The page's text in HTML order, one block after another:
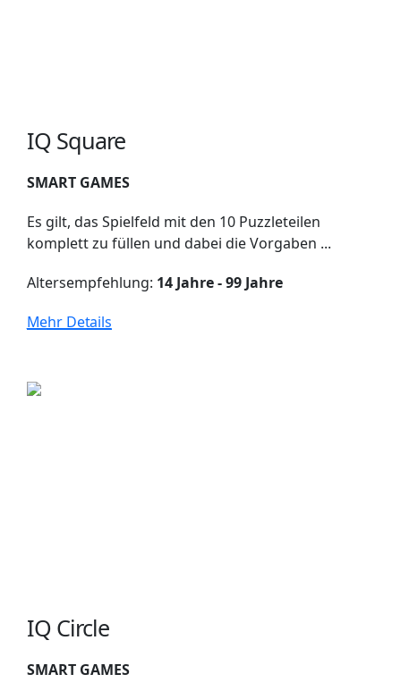
IQ Square
SMART GAMES
Es gilt, das Spielfeld mit den 10 Puzzleteilen
komplett zu füllen und dabei die Vorgaben ...
Altersempfehlung: 14 Jahre - 99 Jahre
Mehr Details
IQ Circle
SMART GAMES